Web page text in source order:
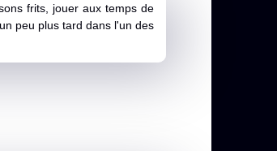
frits, jouer aux temps de
peu plus tard dans l'un des